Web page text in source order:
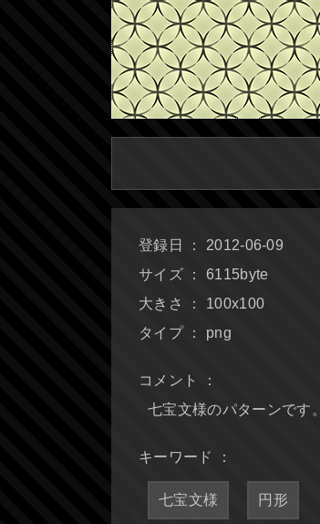
登録日 ： 2012-06-09
サイズ ： 6115byte
大きさ ： 100x100
タイプ ： png
コメント ：
七宝文様のパターンです。
キーワード ：
七宝文様 円形